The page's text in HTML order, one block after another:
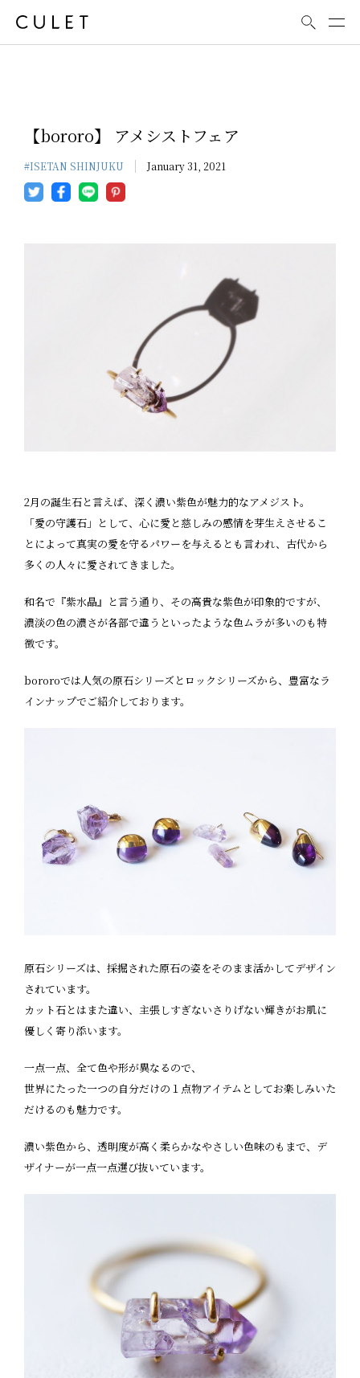
News
【bororo】 アメシストフェア
#ISETAN SHINJUKU January 31, 2021
2月の誕生石と言えば、深く濃い紫色が魅力的なアメジスト。
「愛の守護石」として、心に愛と慈しみの感情を芽生えさせるこ
とによって真実の愛を守るパワーを与えるとも言われ、古代から
多くの人々に愛されてきました。
和名で『紫水晶』と言う通り、その高貴な紫色が印象的ですが、
濃淡の色の濃さが各部で違うといったような色ムラが多いのも特
徴です。
bororoでは人気の原石シリーズとロックシリーズから、豊富なラ
インナップでご紹介しております。
原石シリーズは、採掘された原石の姿をそのまま活かしてデザイン
されています。
カット石とはまた違い、主張しすぎないさりげない輝きがお肌に
優しく寄り添います。
一点一点、全て色や形が異なるので、
世界にたった一つの自分だけの１点物アイテムとしてお楽しみいた
だけるのも魅力です。
濃い紫色から、透明度が高く柔らかなやさしい色味のもまで、デ
ザイナーが一点一点選び抜いています。